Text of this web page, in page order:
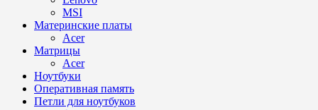
MSI
Материнские платы
Acer
Матрицы
Acer
Ноутбуки
Оперативная память
Петли для ноутбуков